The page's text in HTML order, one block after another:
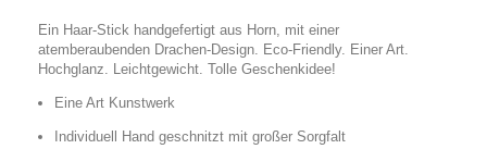
Ein Haar-Stick handgefertigt aus Horn, mit einer
atemberaubenden Drachen-Design. Eco-Friendly. Einer Art.
Hochglanz. Leichtgewicht. Tolle Geschenkidee!
Eine Art Kunstwerk
Individuell Hand geschnitzt mit großer Sorgfalt